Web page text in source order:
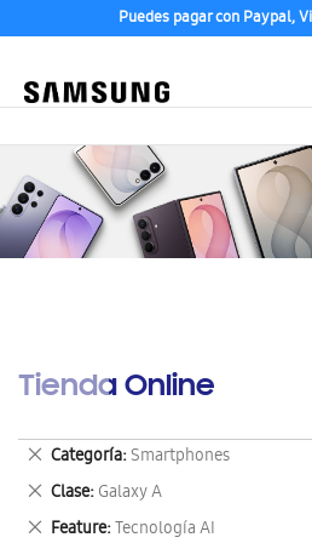
Puedes pagar con Paypal,
Tienda Online
Categoría Smartphones
Eliminar
este
artículo
Clase Galaxy A
Eliminar
este
Feature Tecnología AI
Eliminar